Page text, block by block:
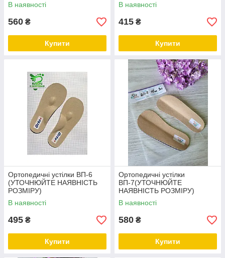
В наявності
560 ₴
Купити
В наявності
415 ₴
Купити
Ортопедичні устілки ВП-6
(УТОЧНЮЙТЕ НАЯВНІСТЬ
РОЗМІРУ)
В наявності
495 ₴
Купити
Ортопедичні устілки
ВП-7(УТОЧНЮЙТЕ
НАЯВНІСТЬ РОЗМІРУ)
В наявності
580 ₴
Купити